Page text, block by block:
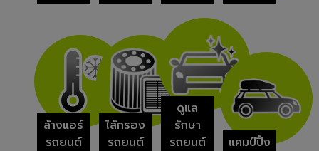
ล้างแอร์
รถยนต์
ไส้กรอง
รถยนต์
ดูแล
รักษา
รถยนต์
แคมป์ปิ้ง